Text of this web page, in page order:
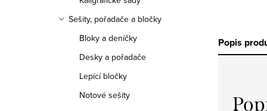
Sešity, pořadače a bločky
Bloky a deníčky
Desky a pořadače
Lepící bločky
Notové sešity
Popis